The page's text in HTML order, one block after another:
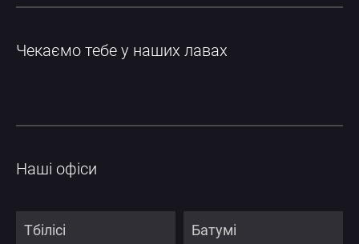
Чекаємо тебе у наших лавах
Наші офіси
Тбілісі Батумі